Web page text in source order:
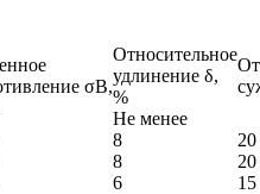
σB,
Относительное
удлинение δ,
%
Не менее
8
20
8
20
6 15